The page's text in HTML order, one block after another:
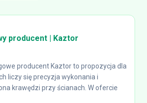
producent | Kaztor
producent Kaztor to propozycja dla
liczy się precyzja wykonania i
krawędzi przy ścianach. W ofercie